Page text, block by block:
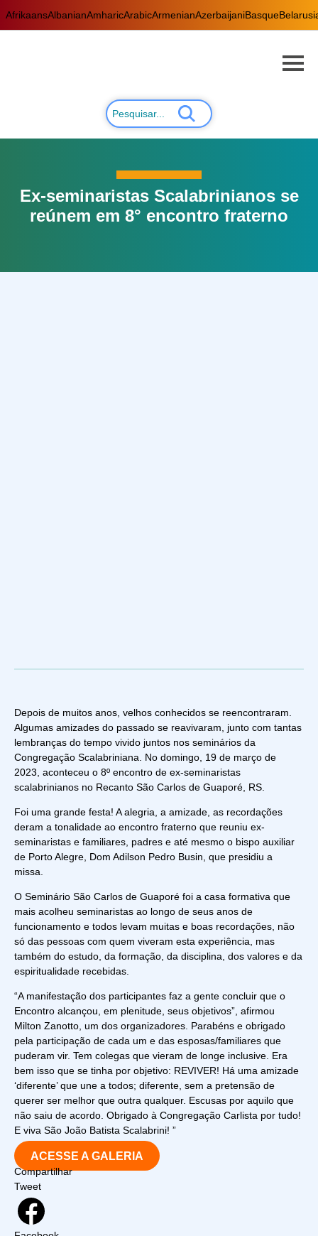
AfrikaansAlbanianAmharicArabicArmenianAzerbaijaniBasque
Ex-seminaristas Scalabrinianos se
reúnem em 8° encontro fraterno
Depois de muitos anos, velhos conhecidos se reencontraram.
Algumas amizades do passado se reavivaram, junto com tantas
lembranças do tempo vivido juntos nos seminários da
Congregação Scalabriniana. No domingo, 19 de março de
2023, aconteceu o 8º encontro de ex-seminaristas
scalabrinianos no Recanto São Carlos de Guaporé, RS.
Foi uma grande festa! A alegria, a amizade, as recordações
deram a tonalidade ao encontro fraterno que reuniu ex-
seminaristas e familiares, padres e até mesmo o bispo auxiliar
de Porto Alegre, Dom Adilson Pedro Busin, que presidiu a
missa.
O Seminário São Carlos de Guaporé foi a casa formativa que
mais acolheu seminaristas ao longo de seus anos de
funcionamento e todos levam muitas e boas recordações, não
só das pessoas com quem viveram esta experiência, mas
também do estudo, da formação, da disciplina, dos valores e da
espiritualidade recebidas.
“A manifestação dos participantes faz a gente concluir que o
Encontro alcançou, em plenitude, seus objetivos”, afirmou
Milton Zanotto, um dos organizadores. Parabéns e obrigado
pela participação de cada um e das esposas/familiares que
puderam vir. Tem colegas que vieram de longe inclusive. Era
bem isso que se tinha por objetivo: REVIVER! Há uma amizade
‘diferente’ que une a todos; diferente, sem a pretensão de
querer ser melhor que outra qualquer. Escusas por aquilo que
não saiu de acordo. Obrigado à Congregação Carlista por tudo!
E viva São João Batista Scalabrini! ”
ACESSE A GALERIA
Compartilhar
Tweet